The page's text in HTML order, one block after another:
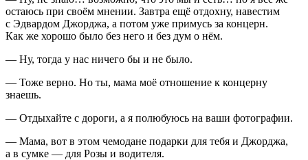
остаюсь при своём мнении. Завтра ещё отдохну, навестим
с Эдвардом Джорджа, а потом уже примусь за концерн.
Как же хорошо было без него и без дум о нём.
— Ну, тогда у нас ничего бы и не было.
— Тоже верно. Но ты, мама моё отношение к концерну
знаешь.
— Отдыхайте с дороги, а я полюбуюсь на ваши фотографии.
— Мама, вот в этом чемодане подарки для тебя и Джорджа,
а в сумке — для Розы и водителя.